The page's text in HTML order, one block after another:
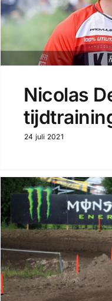
Nicolas
24 juli 2021